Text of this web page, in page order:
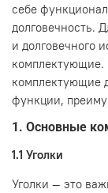
себе
долговечность.
и долговечного
комплектующие.
комплектующие
функции,
1. Основные
1.1 Уголки
Уголки — это